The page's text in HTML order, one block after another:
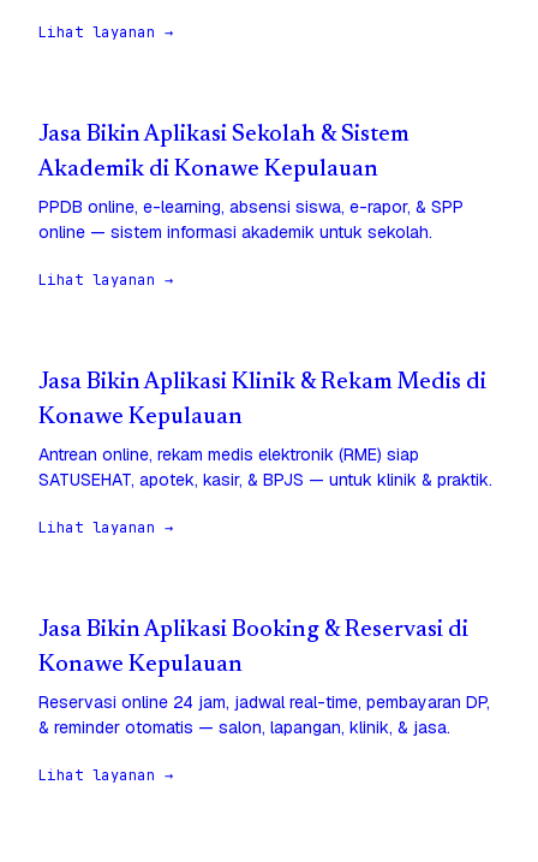
Lihat layanan →
Jasa Bikin Aplikasi Sekolah & Sistem
Akademik di Konawe Kepulauan
PPDB online, e-learning, absensi siswa, e-rapor, & SPP
online — sistem informasi akademik untuk sekolah.
Lihat layanan →
Jasa Bikin Aplikasi Klinik & Rekam Medis di
Konawe Kepulauan
Antrean online, rekam medis elektronik (RME) siap
SATUSEHAT, apotek, kasir, & BPJS — untuk klinik & praktik.
Lihat layanan →
Jasa Bikin Aplikasi Booking & Reservasi di
Konawe Kepulauan
Reservasi online 24 jam, jadwal real-time, pembayaran DP,
& reminder otomatis — salon, lapangan, klinik, & jasa.
Lihat layanan →